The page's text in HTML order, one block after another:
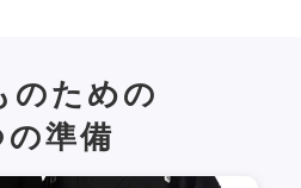
のための
の準備